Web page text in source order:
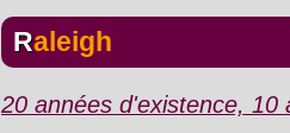
Raleigh
20 années d'existence,